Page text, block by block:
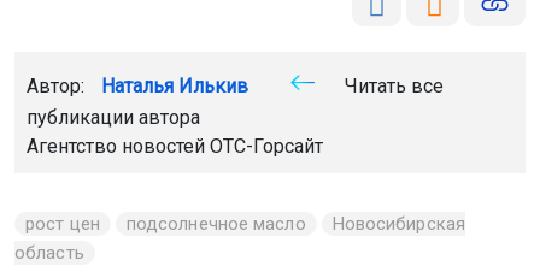
Автор: Наталья Илькив
Читать все
публикации автора
Агентство новостей ОТС-Горсайт
рост цен подсолнечное масло
Новосибирская
область